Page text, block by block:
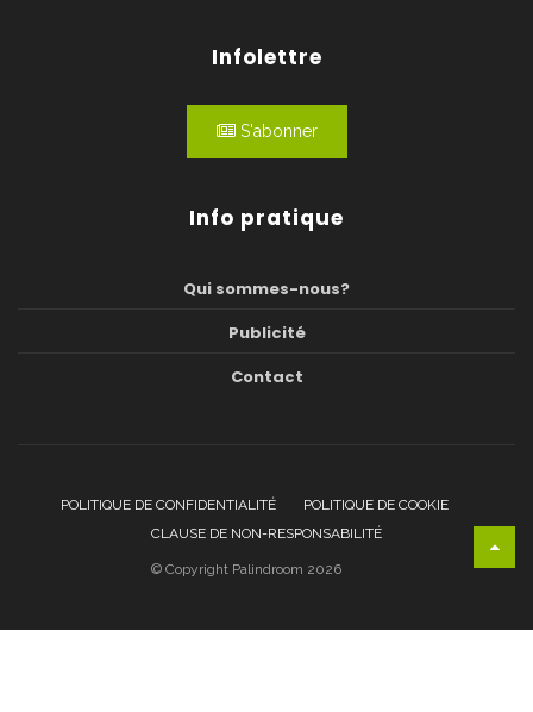
Infolettre
S'abonner
Info pratique
Qui sommes-nous?
Publicité
Contact
POLITIQUE DE CONFIDENTIALITÉ
POLITIQUE DE COOKIE
CLAUSE DE NON-RESPONSABILITÉ
© Copyright Palindroom 2026